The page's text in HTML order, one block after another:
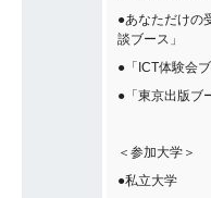
●あなただけの
談ブース」
●「ICT体験会ブ
●「東京出版ブ
＜参加大学＞
●私立大学